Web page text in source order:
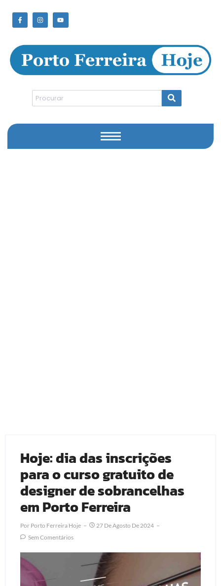
Hoje: dia das inscrições
para o curso gratuito de
designer de sobrancelhas
em Porto Ferreira
Por Porto Ferreira Hoje
27 De Agosto De 2024
Sem Comentários